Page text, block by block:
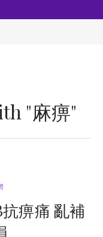
"麻痹"
抗痹痛 亂補